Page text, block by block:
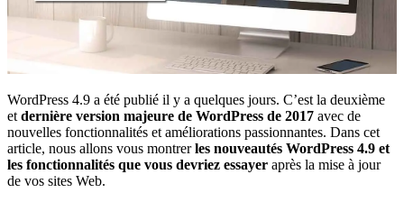
WordPress 4.9 a été publié il y a quelques jours. C’est la deuxième
et dernière version majeure de WordPress de 2017 avec de
nouvelles fonctionnalités et améliorations passionnantes. Dans cet
article, nous allons vous montrerles nouveautés WordPress 4.9 et
les fonctionnalités que vous devriez essayer après la mise à jour
de vos sites Web.